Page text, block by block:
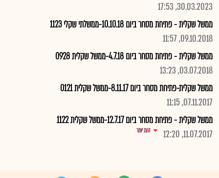
30.03.2023, 17:53
ממשל שקלית - פתיחת מסחר ביום 10.10.18-ממשלתי שקלי 1123
09.10.2018, 11:57
ממשל שקלית - פתיחת מסחר ביום 4.7.18-ממשל שקלית 0928
03.07.2018, 13:23
ממשל שקלית-פתיחת מסחר ביום 8.11.17-ממשל שקלית 0121
07.11.2017, 11:15
ממשל שקלית - פתיחת מסחר ביום 12.7.17-ממשל שקלית 1122
11.07.2017, 12:20
הצג יותר